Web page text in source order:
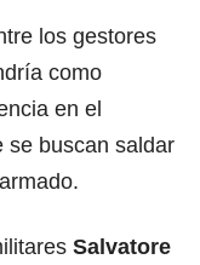
los gestores
como
en el
se buscan saldar
Salvatore